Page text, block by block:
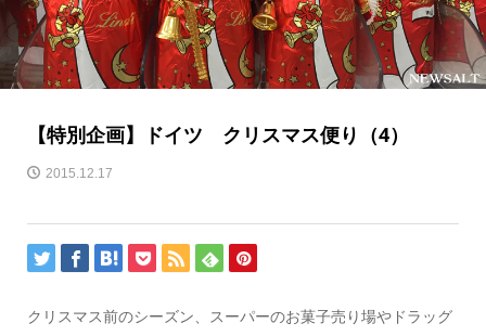
【特別企画】ドイツ クリスマス便り（4）
2015.12.17
クリスマス前のシーズン、スーパーのお菓子売り場やドラッグ